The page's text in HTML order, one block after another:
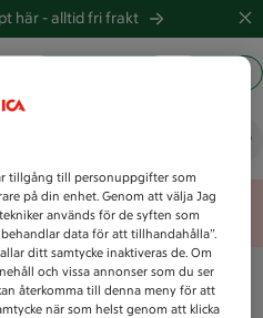
här -alltid fri frakt
error
tillgång till personuppgifter som
på din enhet. Genom att välja Jag
används för de syften som
data för att tillhandahålla”.
ditt samtycke inaktiveras de. Om
och vissa annonser som du ser
återkomma till denna meny för att
när som helst genom att klicka